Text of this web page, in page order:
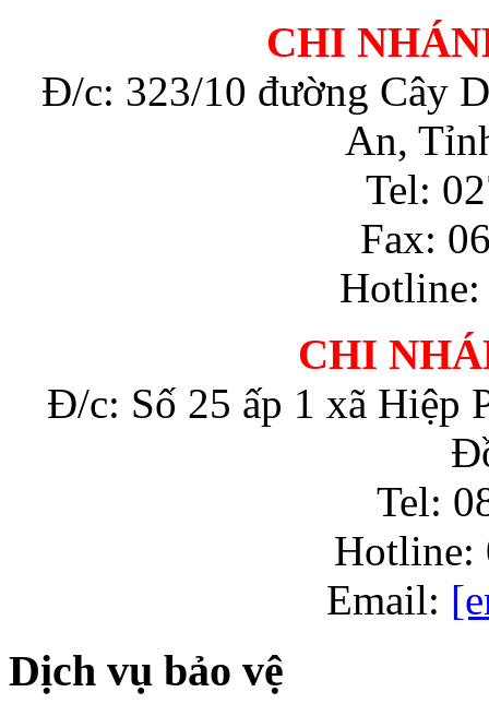
CHI
Đ/c: 323/10 đường Cây
An,
Tel:
Fax:
Hotline:
CHI
Đ/c: Số 25 ấp 1 xã Hiệp
Tel:
Hotline:
Email:
Dịch vụ bảo vệ